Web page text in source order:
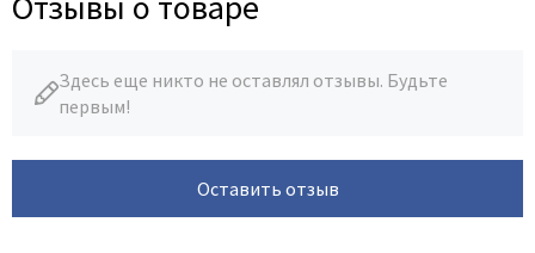
Здесь еще никто не оставлял отзывы. Будьте
первым!
Оставить отзыв